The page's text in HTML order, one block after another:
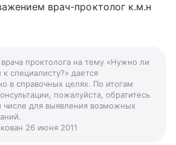
врач-проктолог к.м.н
врача проктолога на тему «Нужно ли
специалисту?» дается
в справочных целях. По итогам
пожалуйста, обратитесь
числе для выявления возможных
26 июня 2011